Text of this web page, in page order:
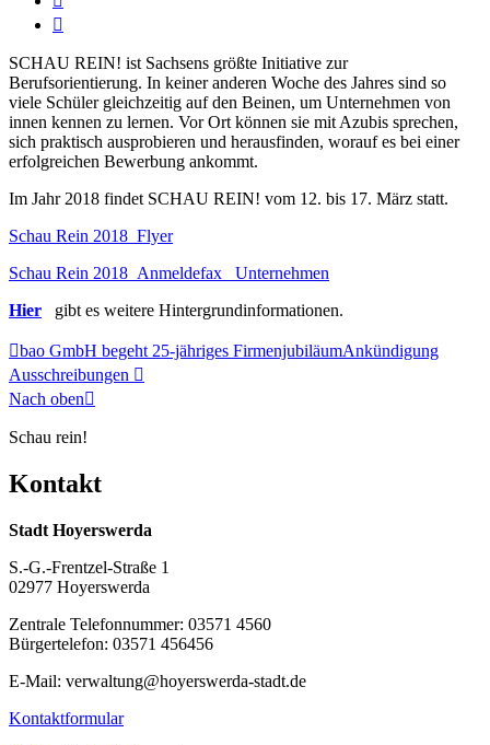
SCHAU REIN! ist Sachsens größte Initiative zur
Berufsorientierung. In keiner anderen Woche des Jahres sind so
viele Schüler gleichzeitig auf den Beinen, um Unternehmen von
innen kennen zu lernen. Vor Ort können sie mit Azubis sprechen,
sich praktisch ausprobieren und herausfinden, worauf es bei einer
erfolgreichen Bewerbung ankommt.
Im Jahr 2018 findet SCHAU REIN! vom 12. bis 17. März statt.
Schau Rein 2018_Flyer
Schau Rein 2018_Anmeldefax _Unternehmen
Hier gibt es weitere Hintergrundinformationen.
bao GmbH begeht 25-jähriges FirmenjubiläumAnkündigung
Ausschreibungen
Nach oben
Schau rein!
Kontakt
Stadt Hoyerswerda
S.-G.-Frentzel-Straße 1
02977 Hoyerswerda
Zentrale Telefonnummer: 03571 4560
Bürgertelefon: 03571 456456
E-Mail: verwaltung@hoyerswerda-stadt.de
Kontaktformular